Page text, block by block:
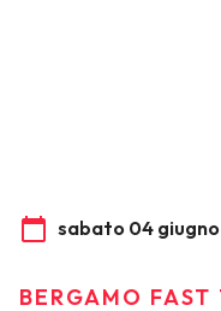
sabato 04
BERGAMO